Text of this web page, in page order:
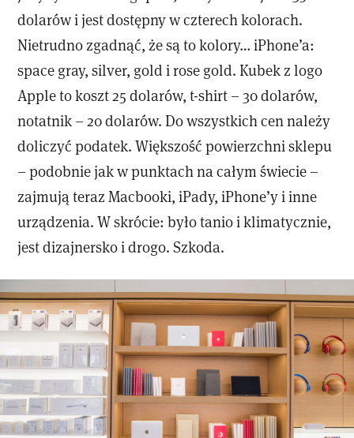
dolarów i jest dostępny w czterech kolorach.
Nietrudno zgadnąć, że są to kolory… iPhone’a:
space gray, silver, gold i rose gold. Kubek z logo
Apple to koszt 25 dolarów, t-shirt – 30 dolarów,
notatnik – 20 dolarów. Do wszystkich cen należy
doliczyć podatek. Większość powierzchni sklepu
– podobnie jak w punktach na całym świecie –
zajmują teraz Macbooki, iPady, iPhone’y i inne
urządzenia. W skrócie: było tanio i klimatycznie,
jest dizajnersko i drogo. Szkoda.